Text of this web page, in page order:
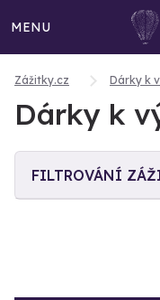
MENU
Zážitky.cz Dárky k
Dárky k
FILTROVÁNÍ